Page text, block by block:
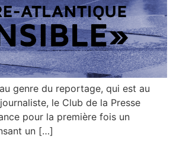
genre du reportage, qui est au
le Club de la Presse
pour la première fois un
un […]